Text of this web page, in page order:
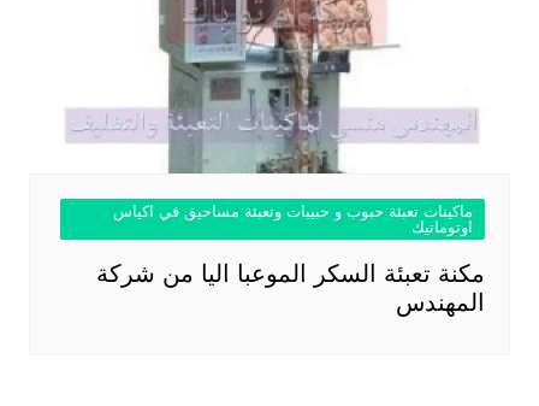
ماكينات تعبئة حبوب و حبيبات وتعبئة مساحيق في اكياس
اوتوماتيك
مكنة تعبئة السكر الموعبا اليا من شركة
المهندس